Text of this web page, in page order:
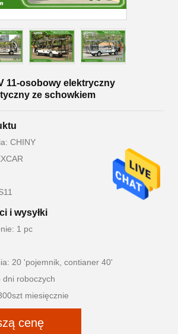
11-osobowy elektryczny
ze schowkiem
CHINY
i wysyłki
1 pc
20 'pojemnik, contianer 40'
dni roboczych
miesięcznie
cenę